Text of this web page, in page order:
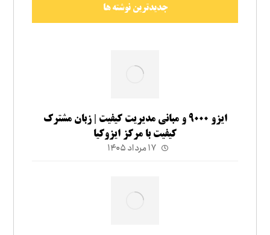
جدیدترین نوشته ها
ایزو ۹۰۰۰ و مبانی مدیریت کیفیت | زبان مشترک
کیفیت با مرکز ایزوکیا
۱۷ مرداد ۱۴۰۵